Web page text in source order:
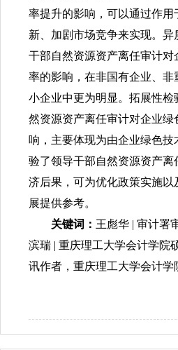
率提升的影响，可以通过作用
新、加剧市场竞争来实现。异
干部自然资源资产离任审计对
率的影响，在非国有企业、非
小企业中更为明显。拓展性检
然资源资产离任审计对企业绿
响，主要体现为由企业绿色技
验了领导干部自然资源资产离
济后果，可为优化政策实施以
展提供参考。
关键词： 王彪华 | 审计署
滨瑞 | 重庆理工大学会计学院
讯作者，重庆理工大学会计学